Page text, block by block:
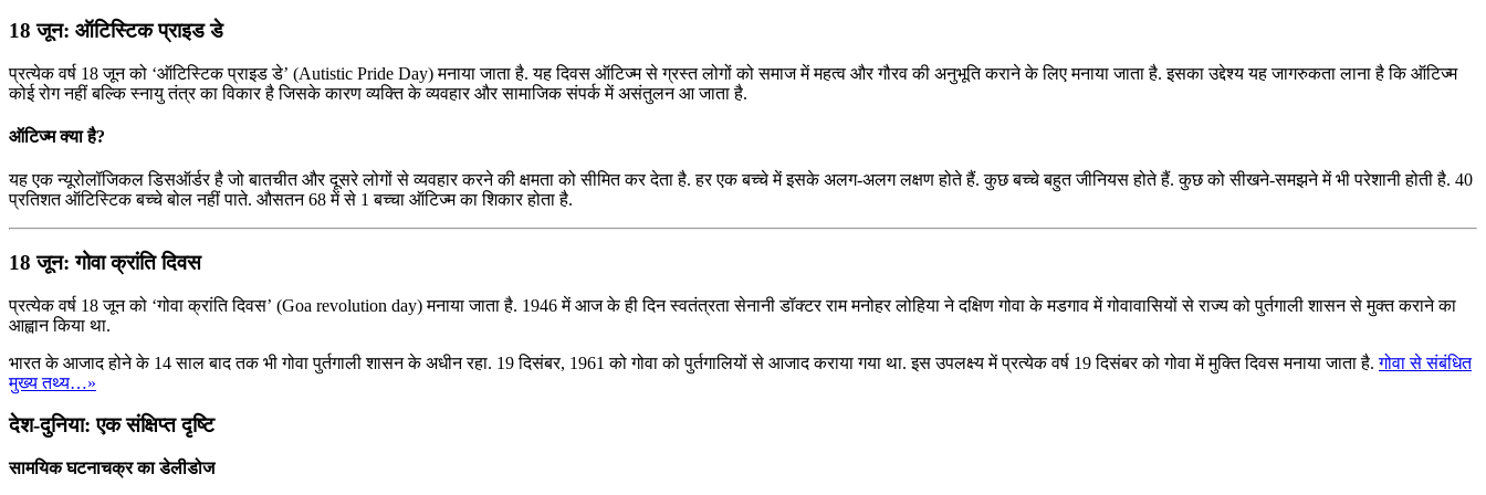
18 जून: ऑटिस्टिक प्राइड डे
प्रत्येक वर्ष 18 जून को ‘ऑटिस्टिक प्राइड डे’ (Autistic Pride Day) मनाया जाता है. यह दिवस ऑटिज्म से ग्रस्त लोगों को समाज में महत्व और गौरव की अनुभूति कराने के लिए मनाया जाता है. इसका उद्देश्य यह जागरुकता लाना है कि ऑटिज्म
कोई रोग नहीं बल्कि स्नायु तंत्र का विकार है जिसके कारण व्यक्ति के व्यवहार और सामाजिक संपर्क में असंतुलन आ जाता है.
ऑटिज्म क्या है?
यह एक न्यूरोलॉजिकल डिसऑर्डर है जो बातचीत और दूसरे लोगों से व्यवहार करने की क्षमता को सीमित कर देता है. हर एक बच्चे में इसके अलग-अलग लक्षण होते हैं. कुछ बच्चे बहुत जीनियस होते हैं. कुछ को सीखने-समझने में भी परेशानी होती है. 40
प्रतिशत ऑटिस्टिक बच्चे बोल नहीं पाते. औसतन 68 में से 1 बच्चा ऑटिज्म का शिकार होता है.
18 जून: गोवा क्रांति दिवस
प्रत्येक वर्ष 18 जून को ‘गोवा क्रांति दिवस’ (Goa revolution day) मनाया जाता है. 1946 में आज के ही दिन स्‍वतंत्रता सेनानी डॉक्‍टर राम मनोहर लोहिया ने दक्षिण गोवा के मडगाव में गोवावासियों से राज्‍य को पुर्तगाली शासन से मुक्‍त कराने का
आह्वान किया था.
भारत के आजाद होने के 14 साल बाद तक भी गोवा पुर्तगाली शासन के अधीन रहा. 19 दिसंबर, 1961 को गोवा को पुर्तगालियों से आजाद कराया गया था. इस उपलक्ष्य में प्रत्येक वर्ष 19 दिसंबर को गोवा में मुक्ति दिवस मनाया जाता है.गोवा से संबंधित
मुख्य तथ्य…»
देश-दुनिया: एक संक्षिप्त दृष्टि
सामयिक घटनाचक्र का डेलीडोज